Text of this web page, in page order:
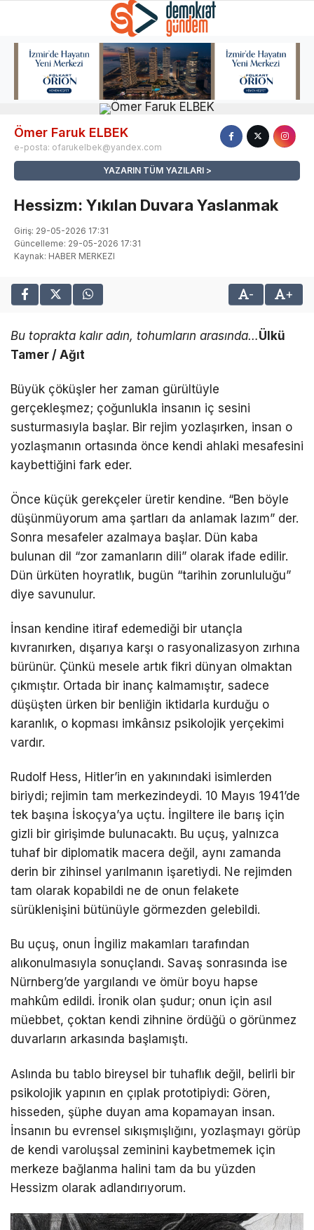
Ömer Faruk ELBEK
e-posta: ofarukelbek@yandex.com
YAZARIN TÜM YAZILARI
Hessizm: Yıkılan Duvara Yaslanmak
Giriş: 29-05-2026 17:31
Güncelleme: 29-05-2026 17:31
Kaynak: HABER MERKEZI
- +
Bu toprakta kalır adın, tohumların arasında…Ülkü
Tamer / Ağıt
Büyük çöküşler her zaman gürültüyle
gerçekleşmez; çoğunlukla insanın iç sesini
susturmasıyla başlar. Bir rejim yozlaşırken, insan o
yozlaşmanın ortasında önce kendi ahlaki mesafesini
kaybettiğini fark eder.
Önce küçük gerekçeler üretir kendine. “Ben böyle
düşünmüyorum ama şartları da anlamak lazım” der.
Sonra mesafeler azalmaya başlar. Dün kaba
bulunan dil “zor zamanların dili” olarak ifade edilir.
Dün ürküten hoyratlık, bugün “tarihin zorunluluğu”
diye savunulur.
İnsan kendine itiraf edemediği bir utançla
kıvranırken, dışarıya karşı o rasyonalizasyon zırhına
bürünür. Çünkü mesele artık fikri dünyan olmaktan
çıkmıştır. Ortada bir inanç kalmamıştır, sadece
düşüşten ürken bir benliğin iktidarla kurduğu o
karanlık, o kopması imkânsız psikolojik yerçekimi
vardır.
Rudolf Hess, Hitler’in en yakınındaki isimlerden
biriydi; rejimin tam merkezindeydi. 10 Mayıs 1941’de
tek başına İskoçya’ya uçtu. İngiltere ile barış için
gizli bir girişimde bulunacaktı. Bu uçuş, yalnızca
tuhaf bir diplomatik macera değil, aynı zamanda
derin bir zihinsel yarılmanın işaretiydi. Ne rejimden
tam olarak kopabildi ne de onun felakete
sürüklenişini bütünüyle görmezden gelebildi.
Bu uçuş, onun İngiliz makamları tarafından
alıkonulmasıyla sonuçlandı. Savaş sonrasında ise
Nürnberg’de yargılandı ve ömür boyu hapse
mahkûm edildi. İronik olan şudur; onun için asıl
müebbet, çoktan kendi zihnine ördüğü o görünmez
duvarların arkasında başlamıştı.
Aslında bu tablo bireysel bir tuhaflık değil, belirli bir
psikolojik yapının en çıplak prototipiydi: Gören,
hisseden, şüphe duyan ama kopamayan insan.
İnsanın bu evrensel sıkışmışlığını, yozlaşmayı görüp
de kendi varoluşsal zeminini kaybetmemek için
merkeze bağlanma halini tam da bu yüzden
Hessizm olarak adlandırıyorum.